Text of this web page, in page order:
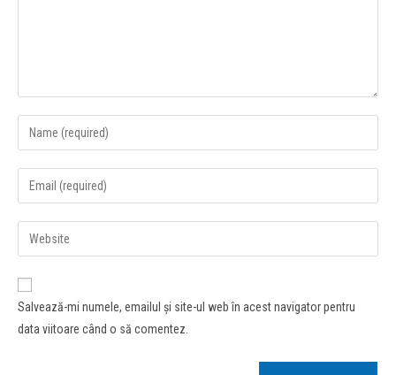
Salvează-mi numele, emailul și site-ul web în acest navigator pentru
data viitoare când o să comentez.